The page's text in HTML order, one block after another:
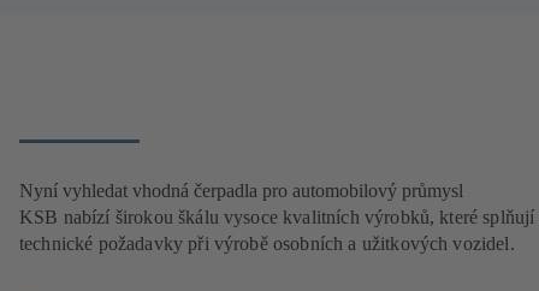
Nyní vyhledat vhodná čerpadla pro automobilový průmysl
KSB nabízí širokou škálu vysoce kvalitních výrobků, které splňují
technické požadavky při výrobě osobních a užitkových vozidel.